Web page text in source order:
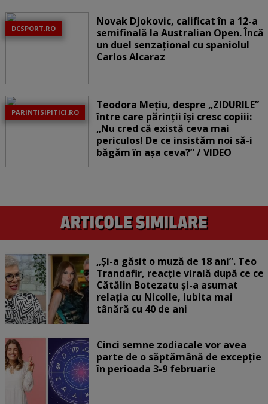
DCSPORT.RO
Novak Djokovic, calificat în a 12-a
semifinală la Australian Open. Încă
un duel senzațional cu spaniolul
Carlos Alcaraz
PARINTISIPITICI.RO
Teodora Mețiu, despre „ZIDURILE”
între care părinții își cresc copiii:
„Nu cred că există ceva mai
periculos! De ce insistăm noi să-i
băgăm în așa ceva?” / VIDEO
„Și-a găsit o muză de 18 ani”. Teo
Trandafir, reacție virală după ce ce
Cătălin Botezatu și-a asumat
relația cu Nicolle, iubita mai
tânără cu 40 de ani
Cinci semne zodiacale vor avea
parte de o săptămână de excepție
în perioada 3-9 februarie